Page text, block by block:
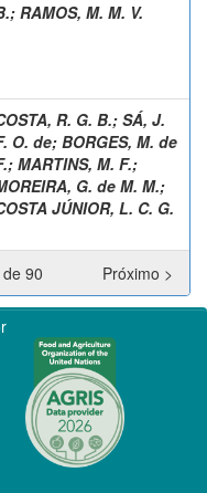
; RAMOS, M. M. V.
R. G. B.; SÁ, J.
O. de; BORGES, M. de
; MARTINS, M. F.;
G. de M. M.;
JÚNIOR, L. C. G.
90 Próximo >